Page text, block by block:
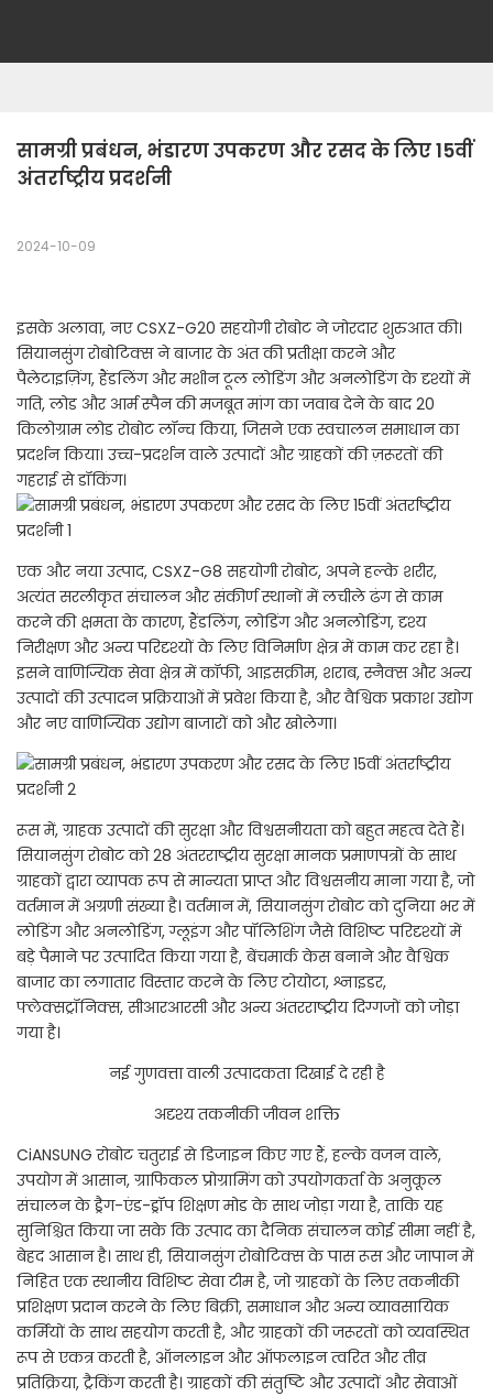
सामग्री प्रबंधन, भंडारण उपकरण और रसद के लिए 15वीं
अंतर्राष्ट्रीय प्रदर्शनी
2024-10-09
इसके अलावा, नए CSXZ-G20 सहयोगी रोबोट ने जोरदार शुरुआत की।
सियानसुंग रोबोटिक्स ने बाजार के अंत की प्रतीक्षा करने और
पैलेटाइज़िंग, हैंडलिंग और मशीन टूल लोडिंग और अनलोडिंग के दृश्यों में
गति, लोड और आर्म स्पैन की मजबूत मांग का जवाब देने के बाद 20
किलोग्राम लोड रोबोट लॉन्च किया, जिसने एक स्वचालन समाधान का
प्रदर्शन किया। उच्च-प्रदर्शन वाले उत्पादों और ग्राहकों की ज़रूरतों की
गहराई से डॉकिंग।
एक और नया उत्पाद, CSXZ-G8 सहयोगी रोबोट, अपने हल्के शरीर,
अत्यंत सरलीकृत संचालन और संकीर्ण स्थानों में लचीले ढंग से काम
करने की क्षमता के कारण, हैंडलिंग, लोडिंग और अनलोडिंग, दृश्य
निरीक्षण और अन्य परिदृश्यों के लिए विनिर्माण क्षेत्र में काम कर रहा है।
इसने वाणिज्यिक सेवा क्षेत्र में कॉफी, आइसक्रीम, शराब, स्नैक्स और अन्य
उत्पादों की उत्पादन प्रक्रियाओं में प्रवेश किया है, और वैश्विक प्रकाश उद्योग
और नए वाणिज्यिक उद्योग बाजारों को और खोलेगा।
रूस में, ग्राहक उत्पादों की सुरक्षा और विश्वसनीयता को बहुत महत्व देते हैं।
सियानसुंग रोबोट को 28 अंतरराष्ट्रीय सुरक्षा मानक प्रमाणपत्रों के साथ
ग्राहकों द्वारा व्यापक रूप से मान्यता प्राप्त और विश्वसनीय माना गया है, जो
वर्तमान में अग्रणी संख्या है। वर्तमान में, सियानसुंग रोबोट को दुनिया भर में
लोडिंग और अनलोडिंग, ग्लूइंग और पॉलिशिंग जैसे विशिष्ट परिदृश्यों में
बड़े पैमाने पर उत्पादित किया गया है, बेंचमार्क केस बनाने और वैश्विक
बाजार का लगातार विस्तार करने के लिए टोयोटा, श्नाइडर,
फ्लेक्सट्रॉनिक्स, सीआरआरसी और अन्य अंतरराष्ट्रीय दिग्गजों को जोड़ा
गया है।
नई गुणवत्ता वाली उत्पादकता दिखाई दे रही है
अदृश्य तकनीकी जीवन शक्ति
CiANSUNG रोबोट चतुराई से डिजाइन किए गए हैं, हल्के वजन वाले,
उपयोग में आसान, ग्राफिकल प्रोग्रामिंग को उपयोगकर्ता के अनुकूल
संचालन के ड्रैग-एंड-ड्रॉप शिक्षण मोड के साथ जोड़ा गया है, ताकि यह
सुनिश्चित किया जा सके कि उत्पाद का दैनिक संचालन कोई सीमा नहीं है,
बेहद आसान है। साथ ही, सियानसुंग रोबोटिक्स के पास रूस और जापान में
निहित एक स्थानीय विशिष्ट सेवा टीम है, जो ग्राहकों के लिए तकनीकी
प्रशिक्षण प्रदान करने के लिए बिक्री, समाधान और अन्य व्यावसायिक
कर्मियों के साथ सहयोग करती है, और ग्राहकों की जरूरतों को व्यवस्थित
रूप से एकत्र करती है, ऑनलाइन और ऑफलाइन त्वरित और तीव्र
प्रतिक्रिया, ट्रैकिंग करती है। ग्राहकों की संतुष्टि और उत्पादों और सेवाओं